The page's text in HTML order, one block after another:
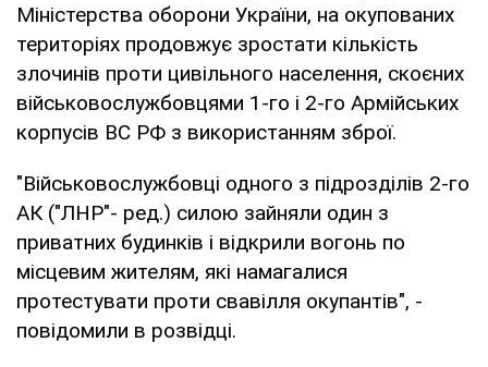
Міністерства оборони України, на окупованих
територіях продовжує зростати кількість
злочинів проти цивільного населення, скоєних
військовослужбовцями 1-го і 2-го Армійських
корпусів ВС РФ з використанням зброї.
"Військовослужбовці одного з підрозділів 2-го
АК ("ЛНР"- ред.) силою зайняли один з
приватних будинків і відкрили вогонь по
місцевим жителям, які намагалися
протестувати проти свавілля окупантів", -
повідомили в розвідці.